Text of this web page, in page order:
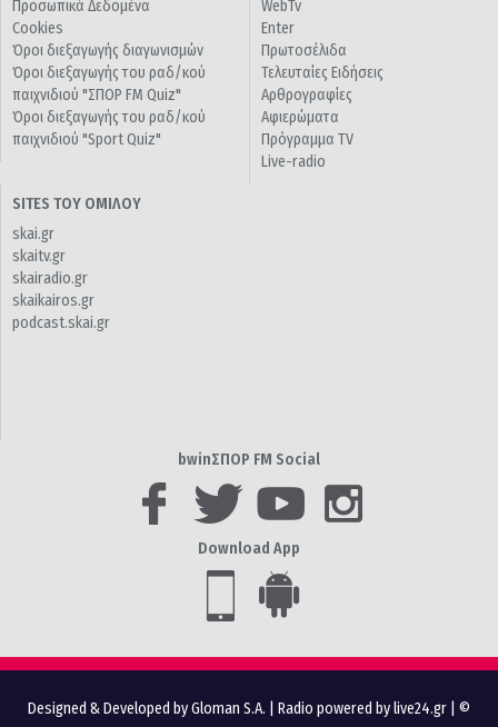
Προσωπικά Δεδομένα
Cookies
Όροι διεξαγωγής διαγωνισμών
Όροι διεξαγωγής του ραδ/κού
παιχνιδιού "ΣΠΟΡ FM Quiz"
Όροι διεξαγωγής του ραδ/κού
παιχνιδιού "Sport Quiz"
WebTv
Enter
Πρωτοσέλιδα
Τελευταίες Ειδήσεις
Αρθρογραφίες
Αφιερώματα
Πρόγραμμα TV
Live-radio
SITES ΤΟΥ ΟΜΙΛΟΥ
skai.gr
skaitv.gr
skairadio.gr
skaikairos.gr
podcast.skai.gr
bwinΣΠΟΡ FM Social
Download App
Designed & Developed by Gloman S.A. Radio powered by live24.gr | ©